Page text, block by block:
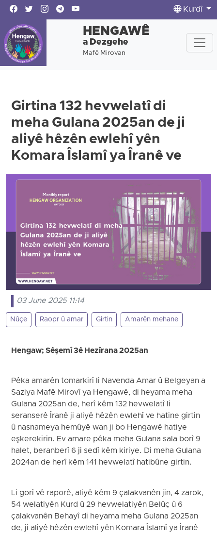
Kurdî
HENGAWÊ
a Dezgehe
Mafê Mirovan
Girtina 132 hevwelatî di
meha Gulana 2025an de ji
aliyê hêzên ewlehî yên
Komara Îslamî ya Îranê ve
03 June 2025 11:14
Nûçe Raopr û amar Girtin Amarên mehane
Hengaw; Sêşemî 3ê Hezîrana 2025an
Pêka amarên tomarkirî li Navenda Amar û Belgeyan a
Saziya Mafê Mirovî ya Hengawê, di heyama meha
Gulana 2025an de, herî kêm 132 hevwelatî li
seranserê Îranê ji aliyê hêzên ewlehî ve hatine girtin
û nasnameya hemûyê wan ji bo Hengawê hatiye
eşkerekirin. Ev amare pêka meha Gulana sala borî 9
halet, beranberî 6 ji sedî kêm kiriye. Di meha Gulana
2024an de herî kêm 141 hevwelatî hatibûne girtin.
Li gorî vê raporê, aliyê kêm 9 çalakvanên jin, 4 zarok,
54 welatiyên Kurd û 29 hevwelatiyên Belûç û 6
çalakvanên Behayî di heyama meha Gulana 2025an
de, ji aliyê hêzên ewlehî yên Komara Îslamî ya Îranê